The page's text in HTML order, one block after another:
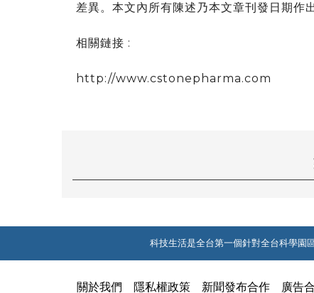
差異。本文內所有陳述乃本文章刊發日期作
相關鏈接 :
http://www.cstonepharma.com
科技生活是全台第一個針對全台科學園
關於我們 隱私權政策 新聞發布合作 廣告